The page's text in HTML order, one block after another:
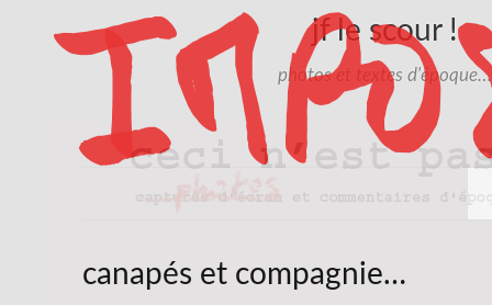
jf le scour !
photos et textes d'époque…
canapés et compagnie…